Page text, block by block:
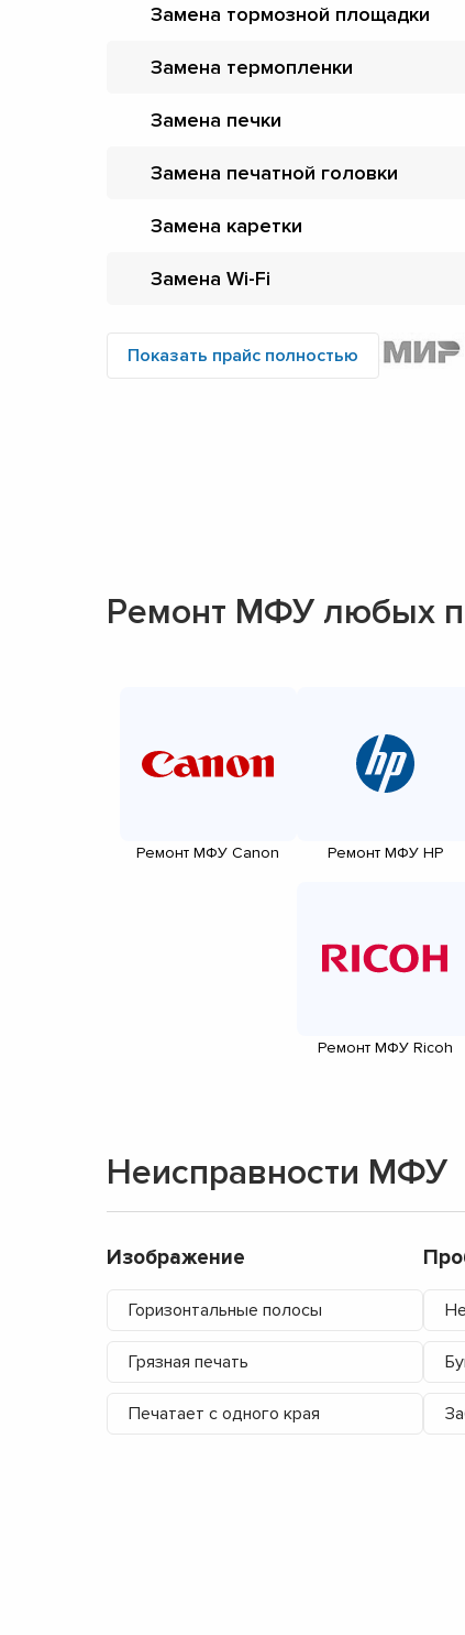
Замена тормозной площадки
Замена термопленки
Замена печки
Замена печатной головки
Замена каретки
Замена Wi-Fi
Показать прайс полностью
Ремонт МФУ любых
Ремонт МФУ Canon Ремонт МФУ HP
Ремонт МФУ Ricoh
Неисправности МФУ
Изображение
Горизонтальные полосы
Грязная печать
Печатает с одного края